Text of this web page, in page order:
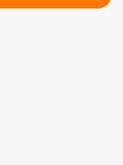
23 février/1 mars >